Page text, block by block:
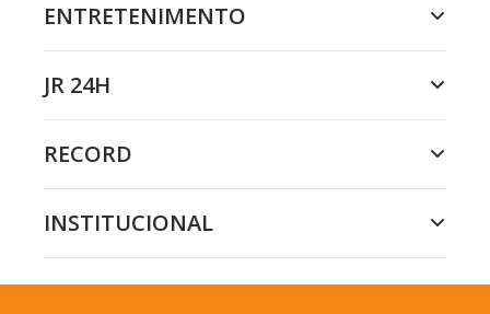
ENTRETENIMENTO
JR 24H
RECORD
INSTITUCIONAL